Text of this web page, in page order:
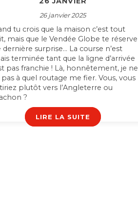
26 janvier 2025
tu crois que la maison c’est tout
mais que le Vendée Globe te réserve
dernière surprise… La course n’est
terminée tant que la ligne d’arrivée
pas franchie ! Là, honnêtement, je ne
pas à quel routage me fier. Vous, vous
plutôt vers l’Angleterre ou
?
LIRE LA SUITE